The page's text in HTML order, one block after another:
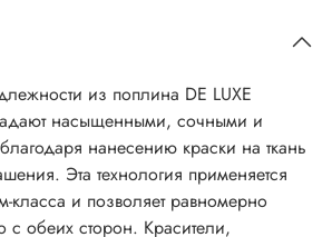
из поплина DE LUXE
насыщенными, сочными и
нанесению краски на ткань
Эта технология применяется
класса и позволяет равномерно
с обеих сторон. Красители,